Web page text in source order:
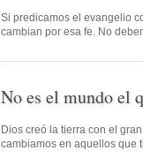
Si predicamos el evangelio
cambian por esa fe. No
No es el mundo el
Dios creó la tierra con el
cambiamos en aquellos que